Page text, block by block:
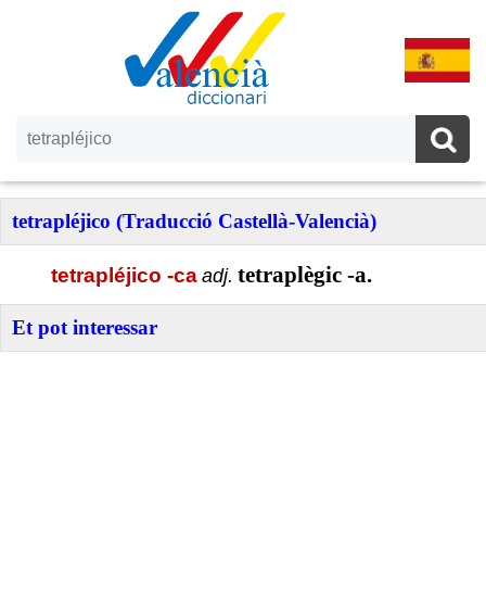
tetrapléjico (Traducció Castellà-Valencià)
tetrapléjico -ca adj. tetraplègic -a.
Et pot interessar